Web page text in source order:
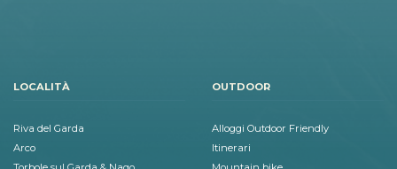
LOCALITÀ
Riva del Garda
Arco
OUTDOOR
Alloggi Outdoor Friendly
Itinerari